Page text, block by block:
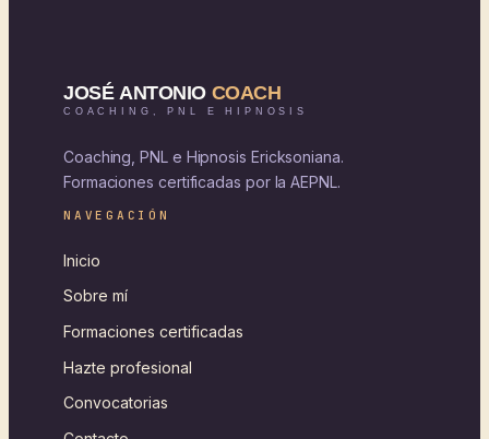
Coaching, PNL e Hipnosis Ericksoniana.
Formaciones certificadas por la AEPNL.
NAVEGACIÓN
Inicio
Sobre mí
Formaciones certificadas
Hazte profesional
Convocatorias